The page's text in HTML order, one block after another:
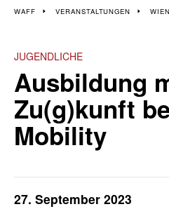
und 11.
WAFF VERANSTALTUNGEN
JUGENDLICHE
Ausbildung
Zu(g)kunft
Mobility
27. September 2023